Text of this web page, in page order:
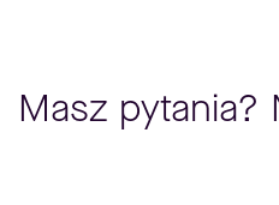
Masz pytania?